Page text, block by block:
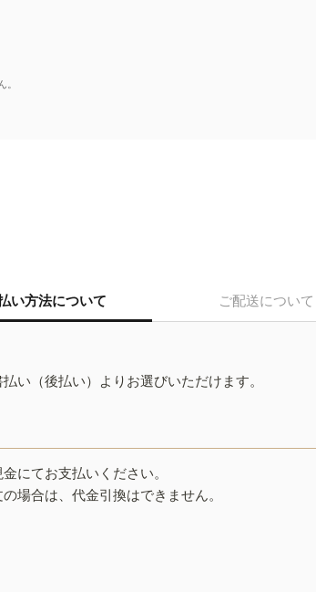
い方法について ご配送について
い（後払い）よりお選びいただけます。
にてお支払いください。
場合は、代金引換はできません。